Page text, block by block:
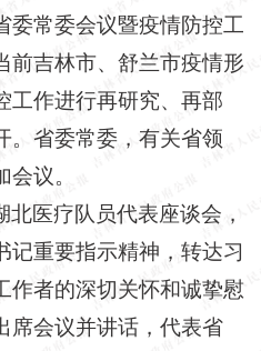
委常委会议暨疫情防控工
前吉林市、舒兰市疫情形
工作进行再研究、再部
。省委常委，有关省领
议。
北医疗队员代表座谈会，
记重要指示精神，转达习
作者的深切关怀和诚挚慰
席会议并讲话，代表省